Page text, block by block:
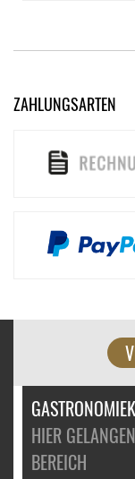
ZAHLUNGSARTEN
HIER
BEREICH